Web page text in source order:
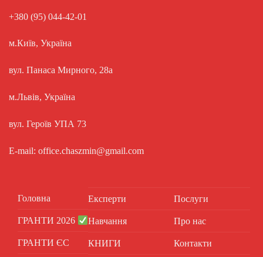
+380 (95) 044-42-01
м.Київ, Україна
вул. Панаса Мирного, 28а
м.Львів, Україна
вул. Героїв УПА 73
E-mail: office.chaszmin@gmail.com
Головна
ГРАНТИ 2026
ГРАНТИ ЄС
Експерти
Навчання
КНИГИ
Послуги
Про нас
Контакти